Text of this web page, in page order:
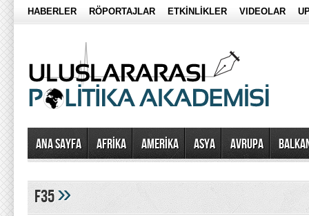
HABERLER RÖPORTAJLAR ETKİNLİKLER VIDEOLAR
Ana Sayfa AFRİKA AMERİKA ASYA AVRUPA
f35»